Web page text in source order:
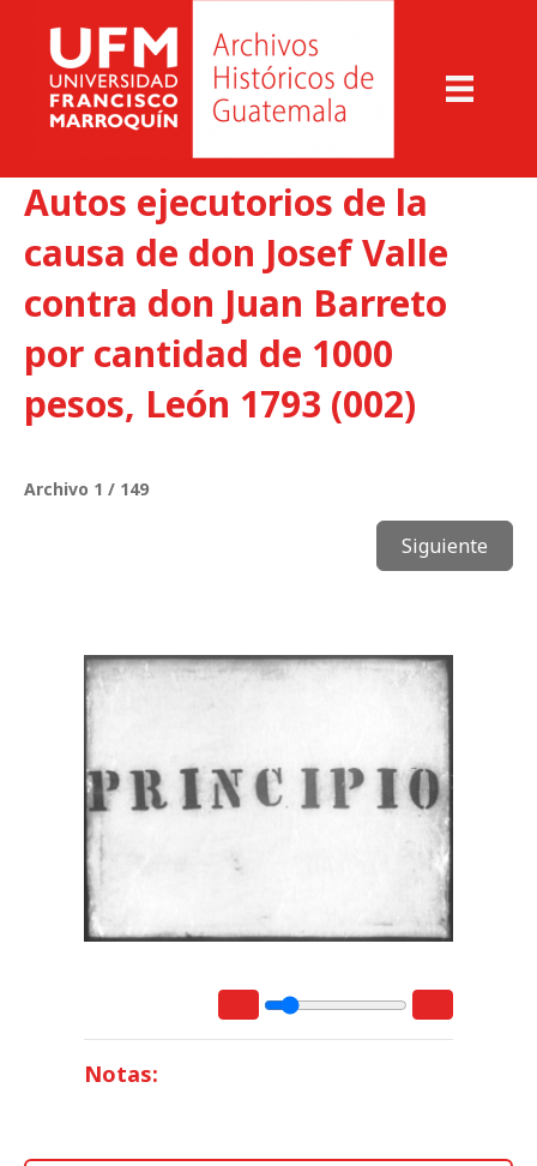
Autos ejecutorios de la
causa de don Josef Valle
contra don Juan Barreto
por cantidad de 1000
pesos, León 1793 (002)
Archivo 1 / 149
Siguiente
Notas: